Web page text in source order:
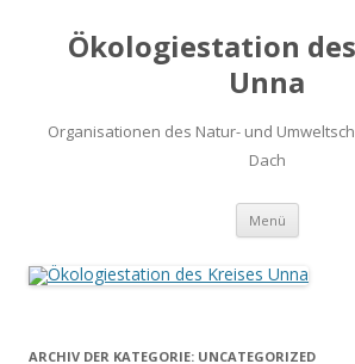
Ökologiestation
Unna
Organisationen des Natur- und
Dach
Menü Zum
springen
ARCHIV DER KATEGORIE: UNCATEGORIZED